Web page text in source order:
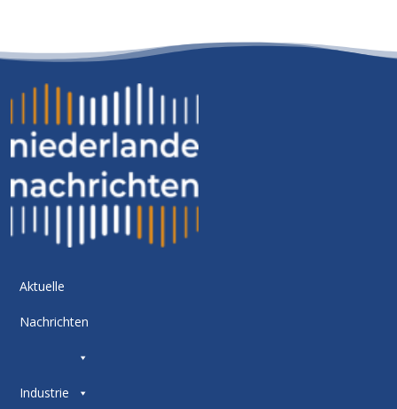
Aktuelle
Nachrichten
Industrie